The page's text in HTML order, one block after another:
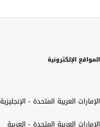
المواقع الإلكترونية
الإمارات العربية المتحدة - الإنجليزية
الإمارات العربية المتحدة - العربية